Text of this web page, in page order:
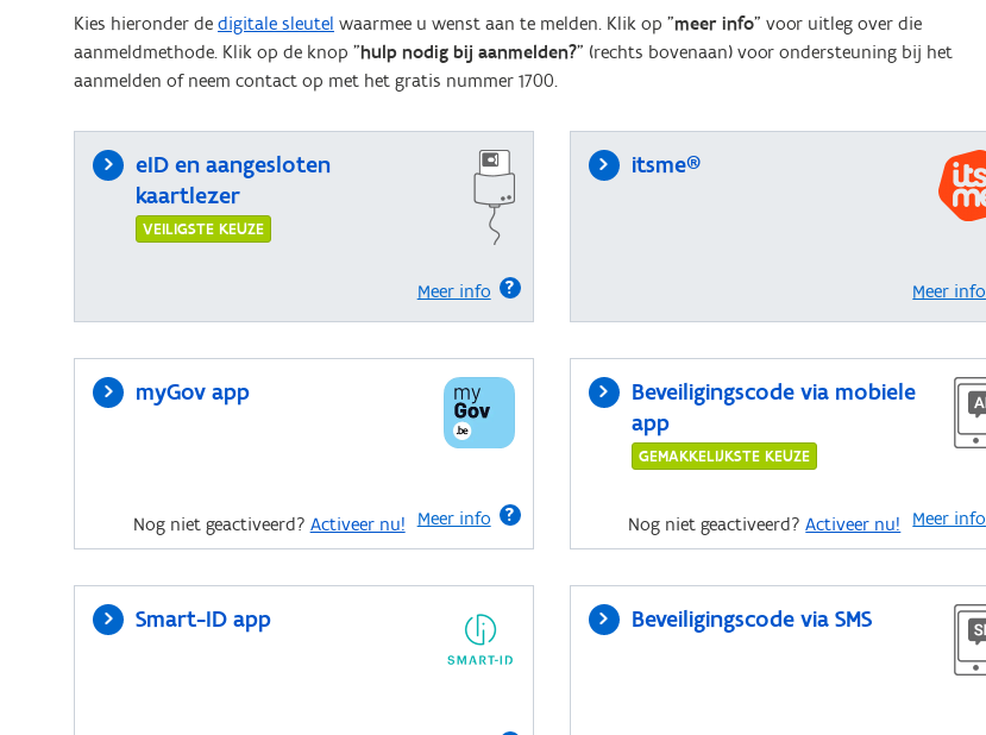
Kies hieronder de digitale sleutel waarmee u wenst aan te melden. Klik op "meer info" voor uitleg over die
aanmeldmethode. Klik op de knop "hulp nodig bij aanmelden?" (rechts bovenaan) voor ondersteuning bij het
aanmelden of neem contact op met het gratis nummer 1700.
eID en aangesloten
kaartlezer
VEILIGSTE KEUZE
Meer info
itsme®
Meer info
myGov app
Meer info
Nog niet geactiveerd? Activeer nu!
Beveiligingscode via mobiele
app
GEMAKKELIJKSTE KEUZE
Meer info
Nog niet geactiveerd?Activeer nu!
Smart-ID app Beveiligingscode via SMS